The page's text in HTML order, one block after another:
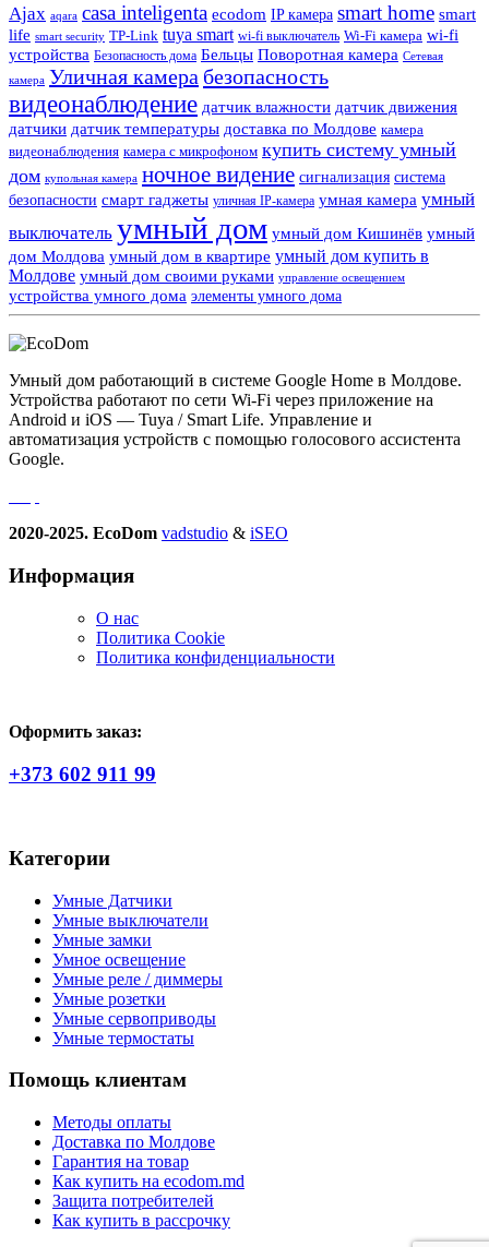
Ajax aqara casa inteligenta ecodom IP камера smart home smart
life smart security TP-Link tuya smart wi-fi выключатель Wi-Fi камера wi-fi
устройства Безопасность дома Бельцы Поворотная камера Сетевая
камера Уличная камера безопасность
видеонаблюдение датчик влажности датчик движения
датчики датчик температуры доставка по Молдове камера
видеонаблюдения камера с микрофоном купить систему умный
дом купольная камера ночное видение сигнализация система
безопасности смарт гаджеты уличная IP-камера умная камера умный
выключатель умный дом умный дом Кишинёв умный
дом Молдова умный дом в квартире умный дом купить в
Молдове умный дом своими руками управление освещением
устройства умного дома элементы умного дома
Умный дом работающий в системе Google Home в Молдове.
Устройства работают по сети Wi-Fi через приложение на
Android и iOS — Tuya / Smart Life. Управление и
автоматизация устройств с помощью голосового ассистента
Google.
2020-2025. EcoDom vadstudio & iSEO
Информация
О нас
Политика Сookie
Политика конфиденциальности
Оформить заказ:
+373 602 911 99
Категории
Умные Датчики
Умные выключатели
Умные замки
Умное освещение
Умные реле / диммеры
Умные розетки
Умные сервоприводы
Умные термостаты
Помощь клиентам
Методы оплаты
Доставка по Молдове
Гарантия на товар
Как купить на ecodom.md
Защита потребителей
Как купить в рассрочку